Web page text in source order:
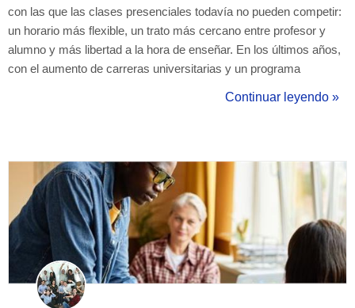
con las que las clases presenciales todavía no pueden competir:
un horario más flexible, un trato más cercano entre profesor y
alumno y más libertad a la hora de enseñar. En los últimos años,
con el aumento de carreras universitarias y un programa
alumnos van en busca de un profesor particular ideal que les
Continuar leyendo »